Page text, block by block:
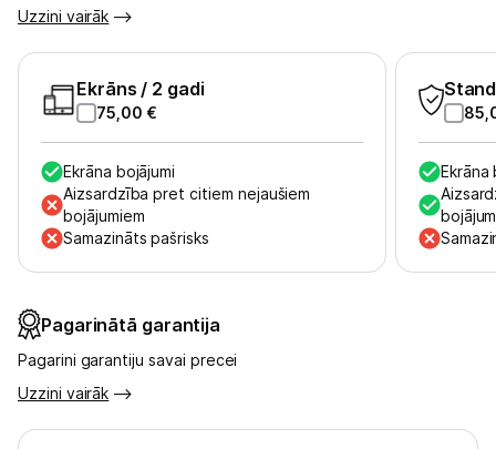
Uzzini vairāk
Ekrāns / 2 gadi
75,00 €
Ekrāna bojājumi
Aizsardzība pret citiem nejaušiem
bojājumiem
Samazināts pašrisks
Ekrāna
Pagarinātā garantija
Pagarini garantiju savai precei
Uzzini vairāk